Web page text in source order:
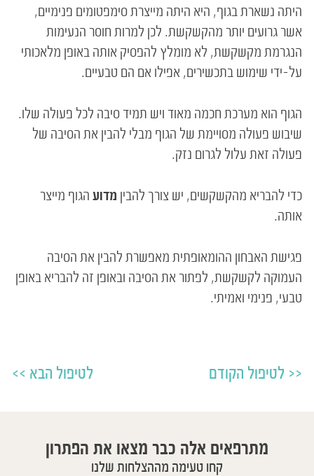
היתה נשארת בגוף, היא היתה מייצרת סימפטומים פנימיים,
אשר גרועים יותר מהקשקשת. לכן למרות חוסר הנעימות
הנגרמת מקשקשת, לא מומלץ להפסיק אותה באופן מלאכותי
על-ידי שימוש בתכשירים, אפילו אם הם טבעיים.
הגוף הוא מערכת חכמה מאוד ויש תמיד סיבה לכל פעולה שלו.
שיבוש פעולה מסויימת של הגוף מבלי להבין את הסיבה של
פעולה זאת עלול לגרום נזק.
כדי להבריא מהקשקשים, יש צורך להבין מדוע הגוף מייצר
אותה.
פגישת האבחון ההומאופתית מאפשרת להבין את הסיבה
העמוקה לקשקשת, לפתור את הסיבה ובאופן זה להבריא באופן
טבעי, פנימי ואמיתי.
לטיפול הקודם לטיפול הבא
מתרפאים אלה כבר מצאו את הפתרון
קחו טעימה מההצלחות שלנו